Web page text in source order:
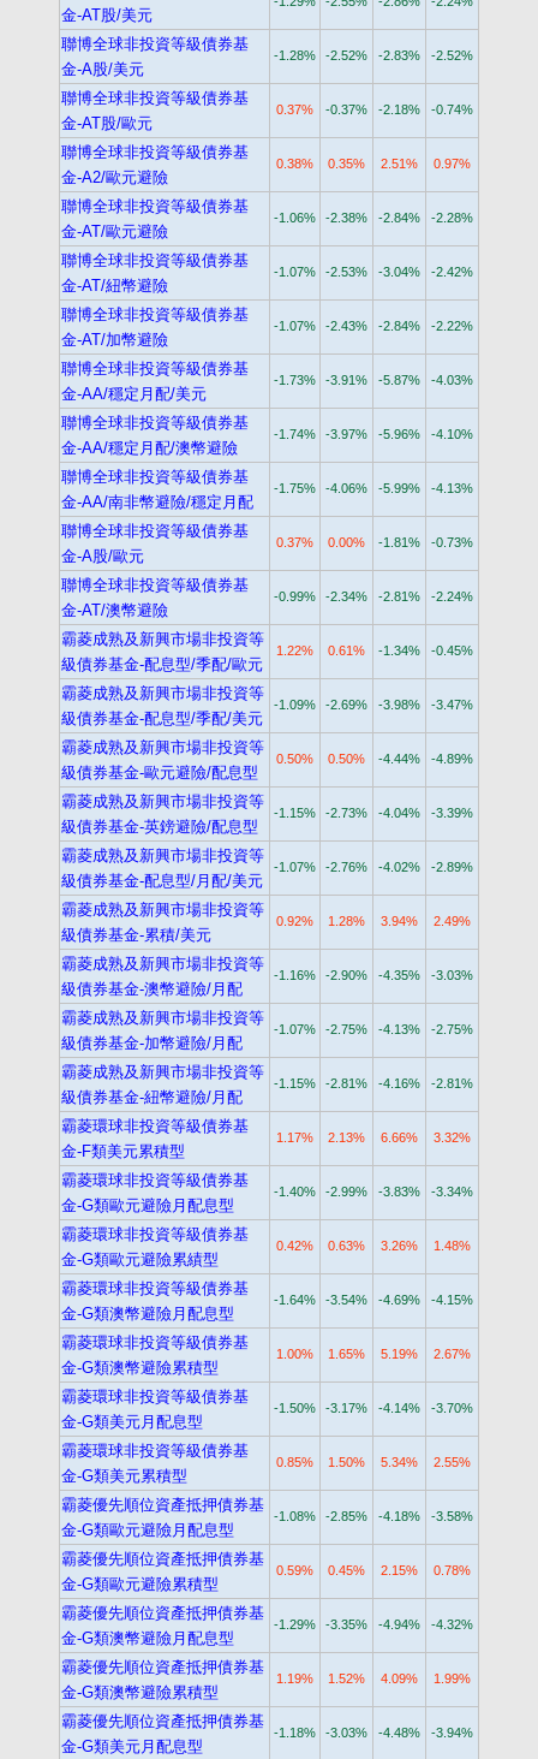
金-AT股/美元
聯博全球非投資等級債券基
金-A股/美元
-1.28% -2.52% -2.83% -2.52%
聯博全球非投資等級債券基
金-AT股/歐元
0.37% -0.37% -2.18% -0.74%
聯博全球非投資等級債券基
金-A2/歐元避險
0.38% 0.35% 2.51% 0.97%
聯博全球非投資等級債券基
金-AT/歐元避險
-1.06% -2.38% -2.84% -2.28%
聯博全球非投資等級債券基
金-AT/紐幣避險
-1.07% -2.53% -3.04% -2.42%
聯博全球非投資等級債券基
金-AT/加幣避險
-1.07% -2.43% -2.84% -2.22%
聯博全球非投資等級債券基
金-AA/穩定月配/美元
-1.73% -3.91% -5.87% -4.03%
聯博全球非投資等級債券基
金-AA/穩定月配/澳幣避險
-1.74% -3.97% -5.96% -4.10%
聯博全球非投資等級債券基
金-AA/南非幣避險/穩定月配
-1.75% -4.06% -5.99% -4.13%
聯博全球非投資等級債券基
金-A股/歐元
0.37% 0.00% -1.81% -0.73%
聯博全球非投資等級債券基
金-AT/澳幣避險
-0.99% -2.34% -2.81% -2.24%
霸菱成熟及新興市場非投資等
級債券基金-配息型/季配/歐元
1.22% 0.61% -1.34% -0.45%
霸菱成熟及新興市場非投資等
級債券基金-配息型/季配/美元
-1.09% -2.69% -3.98% -3.47%
霸菱成熟及新興市場非投資等
級債券基金-歐元避險/配息型
0.50% 0.50% -4.44% -4.89%
霸菱成熟及新興市場非投資等
級債券基金-英鎊避險/配息型
-1.15% -2.73% -4.04% -3.39%
霸菱成熟及新興市場非投資等
級債券基金-配息型/月配/美元
-1.07% -2.76% -4.02% -2.89%
霸菱成熟及新興市場非投資等
級債券基金-累積/美元
0.92% 1.28% 3.94% 2.49%
霸菱成熟及新興市場非投資等
級債券基金-澳幣避險/月配
-1.16% -2.90% -4.35% -3.03%
霸菱成熟及新興市場非投資等
級債券基金-加幣避險/月配
-1.07% -2.75% -4.13% -2.75%
霸菱成熟及新興市場非投資等
級債券基金-紐幣避險/月配
-1.15% -2.81% -4.16% -2.81%
霸菱環球非投資等級債券基
金-F類美元累積型
1.17% 2.13% 6.66% 3.32%
霸菱環球非投資等級債券基
金-G類歐元避險月配息型
-1.40% -2.99% -3.83% -3.34%
霸菱環球非投資等級債券基
金-G類歐元避險累績型
0.42% 0.63% 3.26% 1.48%
霸菱環球非投資等級債券基
金-G類澳幣避險月配息型
-1.64% -3.54% -4.69% -4.15%
霸菱環球非投資等級債券基
金-G類澳幣避險累積型
1.00% 1.65% 5.19% 2.67%
霸菱環球非投資等級債券基
金-G類美元月配息型
-1.50% -3.17% -4.14% -3.70%
霸菱環球非投資等級債券基
金-G類美元累積型
0.85% 1.50% 5.34% 2.55%
霸菱優先順位資產抵押債券基
金-G類歐元避險月配息型
-1.08% -2.85% -4.18% -3.58%
霸菱優先順位資產抵押債券基
金-G類歐元避險累積型
0.59% 0.45% 2.15% 0.78%
霸菱優先順位資產抵押債券基
金-G類澳幣避險月配息型
-1.29% -3.35% -4.94% -4.32%
霸菱優先順位資產抵押債券基
金-G類澳幣避險累積型
1.19% 1.52% 4.09% 1.99%
霸菱優先順位資產抵押債券基
金-G類美元月配息型
-1.18% -3.03% -4.48% -3.94%